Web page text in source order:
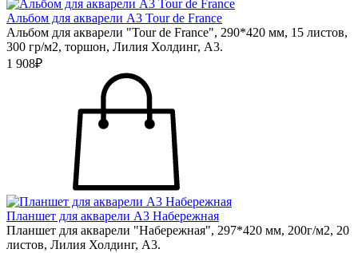
Альбом для акварели А3 Tour de France
Альбом для акварели "Tour de France", 290*420 мм, 15 листов,
300 гр/м2, торшон, Лилия Холдинг, А3.
1 908₽
Планшет для акварели А3 Набережная
Планшет для акварели "Набережная", 297*420 мм, 200г/м2, 20
листов, Лилия Холдинг, А3.